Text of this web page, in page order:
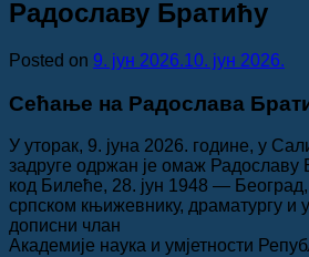
Радославу Братићу
Posted on 9. јун 2026.10. јун 2026.
Сећање на Радослава
У уторак, 9. јуна 2026. године, у
задруге одржан је омаж Радославу
код Билеће, 28. јун 1948 — Београд,
српском књижевнику, драматургу и
дописни члан
Академије наука и умјетности